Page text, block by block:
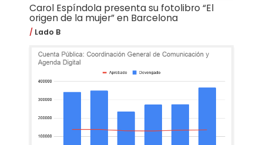
Carol Espíndola presenta su fotolibro “El
origen de la mujer” en Barcelona
Lado B